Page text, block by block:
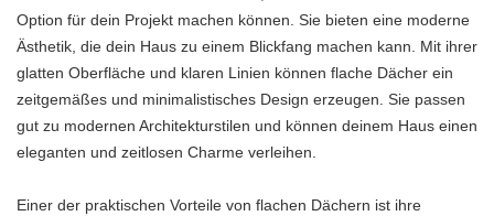
Option für dein Projekt machen können. Sie bieten eine moderne
Ästhetik, die dein Haus zu einem Blickfang machen kann. Mit ihrer
glatten Oberfläche und klaren Linien können flache Dächer ein
zeitgemäßes und minimalistisches Design erzeugen. Sie passen
gut zu modernen Architekturstilen und können deinem Haus einen
eleganten und zeitlosen Charme verleihen.
Einer der praktischen Vorteile von flachen Dächern ist ihre